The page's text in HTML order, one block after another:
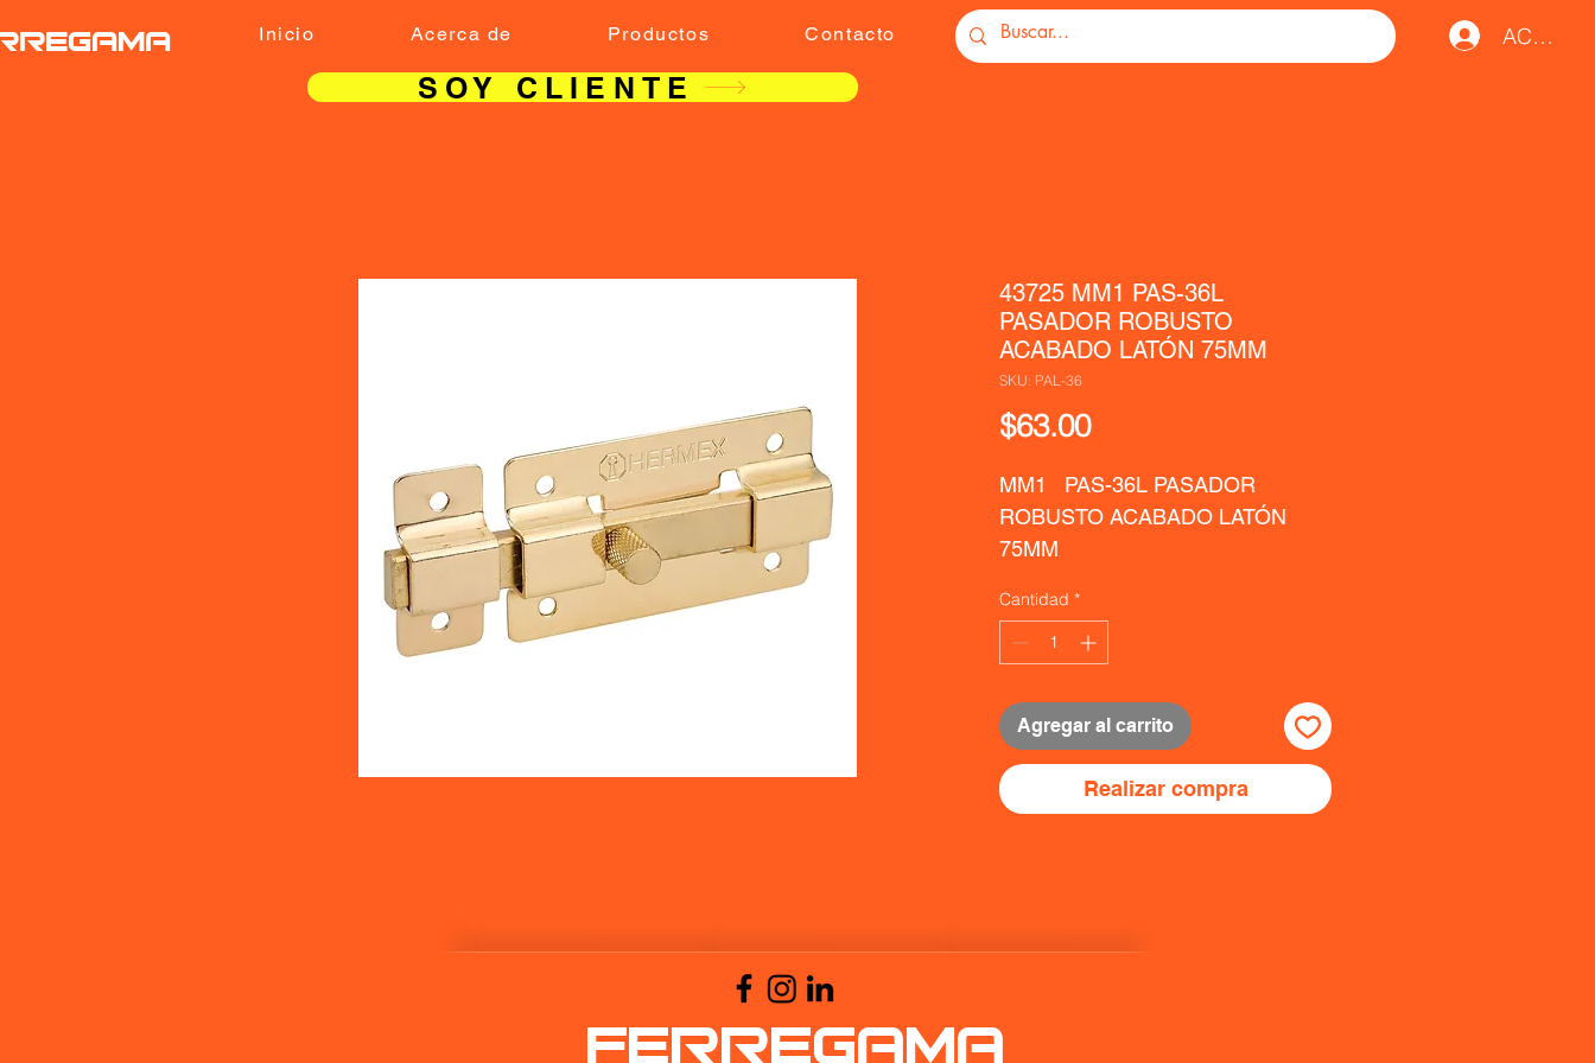
Inicio Acerca de Productos Contacto ACCESO
SOY CLIENTE
43725 MM1 PAS-36L
PASADOR ROBUSTO
ACABADO LATÓN 75MM
SKU: PAL-36
$63.00Precio
MM1   PAS-36L PASADOR
ROBUSTO ACABADO LATÓN
75MM
Cantidad *
Agregar al carrito
Realizar compra
FERREGAMA